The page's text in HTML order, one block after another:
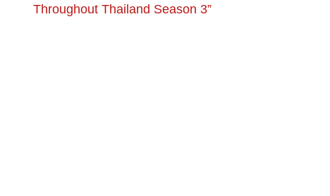
Throughout Thailand Season 3”